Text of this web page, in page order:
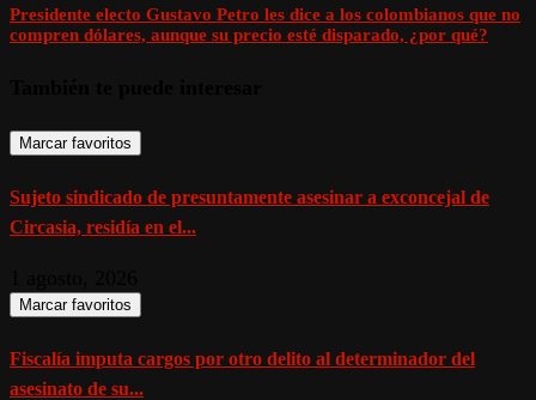
Presidente electo Gustavo Petro les dice a los colombianos que no
compren dólares, aunque su precio esté disparado, ¿por qué?
Marcar favoritos
Sujeto sindicado de presuntamente asesinar a exconcejal de
Circasia, residía en el...
Marcar favoritos
Fiscalía imputa cargos por otro delito al determinador del
asesinato de su...